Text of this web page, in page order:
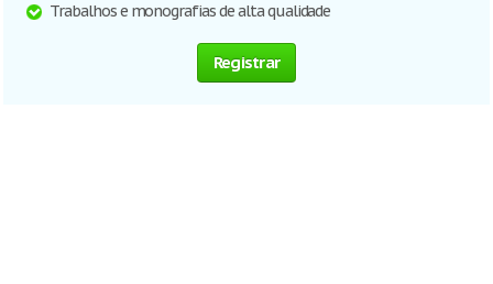
Trabalhos e monografias de alta qualidade
Registrar